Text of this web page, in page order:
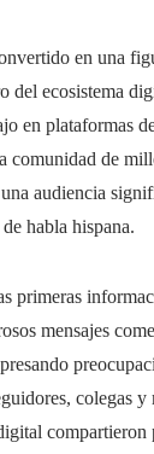
en una
del ecosistema
en plataformas
comunidad de
audiencia
habla hispana.
primeras
mensajes
colegas
compartieron